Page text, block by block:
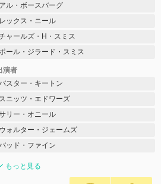
アル・ボースバーグ
レックス・ニール
ャールズ・H・スミス
ポール・ジラード・スミス
演者
バスター・キートン
スニッツ・エドワーズ
リー・オニール
ウォルター・ジェームズ
バッド・ファイン
もっと見る